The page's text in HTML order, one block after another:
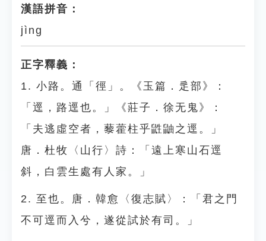
漢語拼音：
jìng
正字釋義：
1. 小路。通「徑」。《玉篇．辵部》：
「逕，路逕也。」《莊子．徐无鬼》：
「夫逃虛空者，藜藿柱乎鼪鼬之逕。」
唐．杜牧〈山行〉詩：「遠上寒山石逕
斜，白雲生處有人家。」
2. 至也。唐．韓愈〈復志賦〉：「君之門
不可逕而入兮，遂從試於有司。」